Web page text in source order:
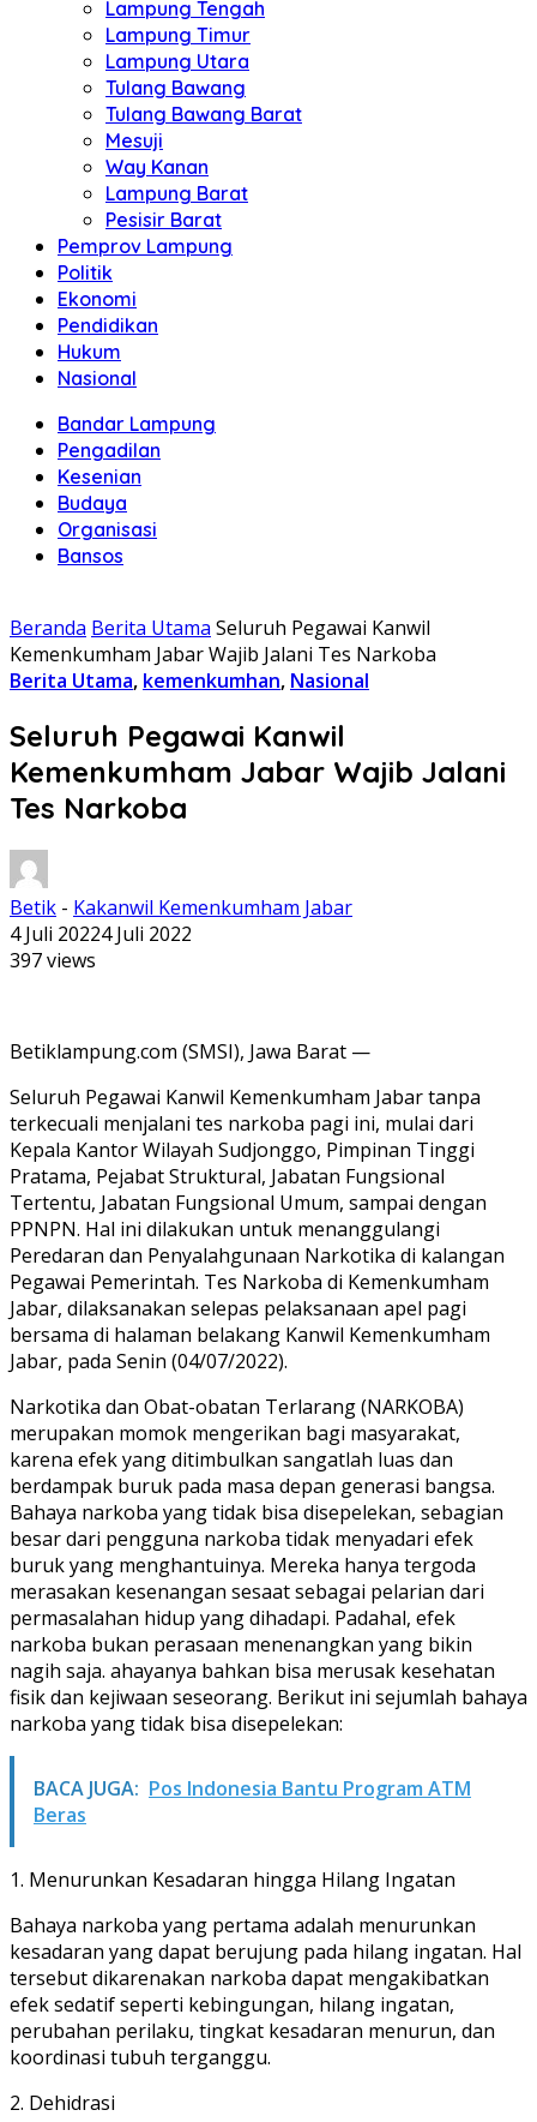
Lampung Tengah
Lampung Timur
Lampung Utara
Tulang Bawang
Tulang Bawang Barat
Mesuji
Way Kanan
Lampung Barat
Pesisir Barat
Pemprov Lampung
Politik
Ekonomi
Pendidikan
Hukum
Nasional
Bandar Lampung
Pengadilan
Kesenian
Budaya
Organisasi
Bansos
Beranda Berita Utama Seluruh Pegawai Kanwil
Kemenkumham Jabar Wajib Jalani Tes Narkoba
Berita Utama, kemenkumhan, Nasional
Seluruh Pegawai Kanwil
Kemenkumham Jabar Wajib Jalani
Tes Narkoba
Betik - Kakanwil Kemenkumham Jabar
4 Juli 20224 Juli 2022
397 views
Betiklampung.com (SMSI), Jawa Barat —
Seluruh Pegawai Kanwil Kemenkumham Jabar tanpa
terkecuali menjalani tes narkoba pagi ini, mulai dari
Kepala Kantor Wilayah Sudjonggo, Pimpinan Tinggi
Pratama, Pejabat Struktural, Jabatan Fungsional
Tertentu, Jabatan Fungsional Umum, sampai dengan
PPNPN. Hal ini dilakukan untuk menanggulangi
Peredaran dan Penyalahgunaan Narkotika di kalangan
Pegawai Pemerintah. Tes Narkoba di Kemenkumham
Jabar, dilaksanakan selepas pelaksanaan apel pagi
bersama di halaman belakang Kanwil Kemenkumham
Jabar, pada Senin (04/07/2022).
Narkotika dan Obat-obatan Terlarang (NARKOBA)
merupakan momok mengerikan bagi masyarakat,
karena efek yang ditimbulkan sangatlah luas dan
berdampak buruk pada masa depan generasi bangsa.
Bahaya narkoba yang tidak bisa disepelekan, sebagian
besar dari pengguna narkoba tidak menyadari efek
buruk yang menghantuinya. Mereka hanya tergoda
merasakan kesenangan sesaat sebagai pelarian dari
permasalahan hidup yang dihadapi. Padahal, efek
narkoba bukan perasaan menenangkan yang bikin
nagih saja. ahayanya bahkan bisa merusak kesehatan
fisik dan kejiwaan seseorang. Berikut ini sejumlah bahaya
narkoba yang tidak bisa disepelekan:
BACA JUGA: Pos Indonesia Bantu Program ATM
Beras
1. Menurunkan Kesadaran hingga Hilang Ingatan
Bahaya narkoba yang pertama adalah menurunkan
kesadaran yang dapat berujung pada hilang ingatan. Hal
tersebut dikarenakan narkoba dapat mengakibatkan
efek sedatif seperti kebingungan, hilang ingatan,
perubahan perilaku, tingkat kesadaran menurun, dan
koordinasi tubuh terganggu.
2. Dehidrasi